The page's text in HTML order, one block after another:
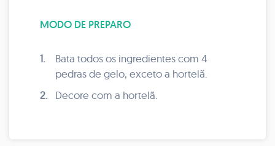
MODO DE PREPARO
1.
Bata todos os ingredientes com 4
pedras de gelo, exceto a hortelã.
2.
Decore com a hortelã.